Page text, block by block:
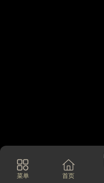
菜单 首页